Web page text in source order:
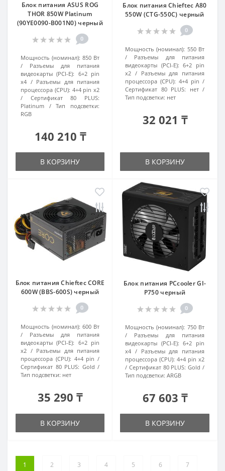
Блок питания ASUS ROG
THOR 850W Platinum
(90YE0090-B001N0) черный
0
Мощность (номинал): 850 Вт
Разъемы для питания
видеокарты (PCI-E): 6+2 pin
x4
Разъемы для питания
процессора (CPU): 4+4 pin x2
Сертификат 80 PLUS:
Platinum
Тип подсветки:
RGB
140 210 ₸
В КОРЗИНУ
Блок питания Chieftec A80
550W (CTG-550C) черный
0
Мощность (номинал): 550 Вт
Разъемы для питания
видеокарты (PCI-E): 6+2 pin
x2
Разъемы для питания
процессора (CPU): 4+4 pin
Сертификат 80 PLUS:
нет
Тип подсветки: нет
32 021 ₸
В КОРЗИНУ
Блок питания Chieftec CORE
600W (BBS-600S) черный
0
Мощность (номинал): 600 Вт
Разъемы для питания
видеокарты (PCI-E): 6+2 pin
x2
Разъемы для питания
процессора (CPU): 4+4 pin
Сертификат 80 PLUS: Gold
Тип подсветки: нет
35 290 ₸
В КОРЗИНУ
Блок питания PCcooler GI-
P750 черный
0
Мощность (номинал): 750 Вт
Разъемы для питания
видеокарты (PCI-E): 6+2 pin
x4
Разъемы для питания
процессора (CPU): 4+4 pin x2
Сертификат 80 PLUS: Gold
Тип подсветки: ARGB
67 603 ₸
В КОРЗИНУ
1 2 3 4 5 6 7